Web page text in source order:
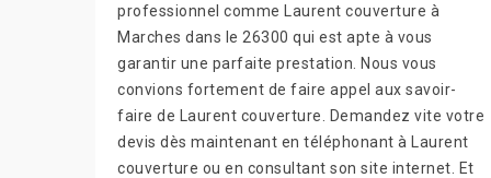
professionnel comme Laurent couverture à
Marches dans le 26300 qui est apte à vous
garantir une parfaite prestation. Nous vous
convions fortement de faire appel aux savoir-
faire de Laurent couverture. Demandez vite votre
devis dès maintenant en téléphonant à Laurent
couverture ou en consultant son site internet. Et